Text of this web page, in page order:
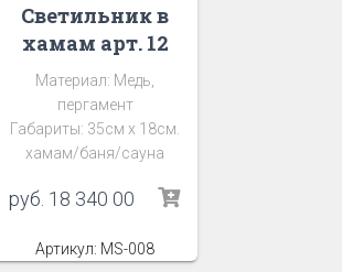
Светильник в
хамам арт. 12
Материал: Медь,
пергамент
Габариты: 35см х 18см.
хамам/баня/сауна
руб. 18 340 00
Артикул: MS-008